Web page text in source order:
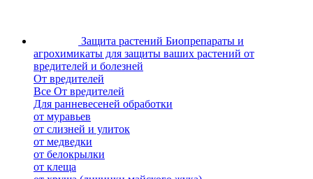
Защита растений Биопрепараты и
агрохимикаты для защиты ваших растений от
вредителей и болезней
От вредителей
Все От вредителей
Для ранневесеней обработки
от муравьев
от слизней и улиток
от медведки
от белокрылки
от клеща